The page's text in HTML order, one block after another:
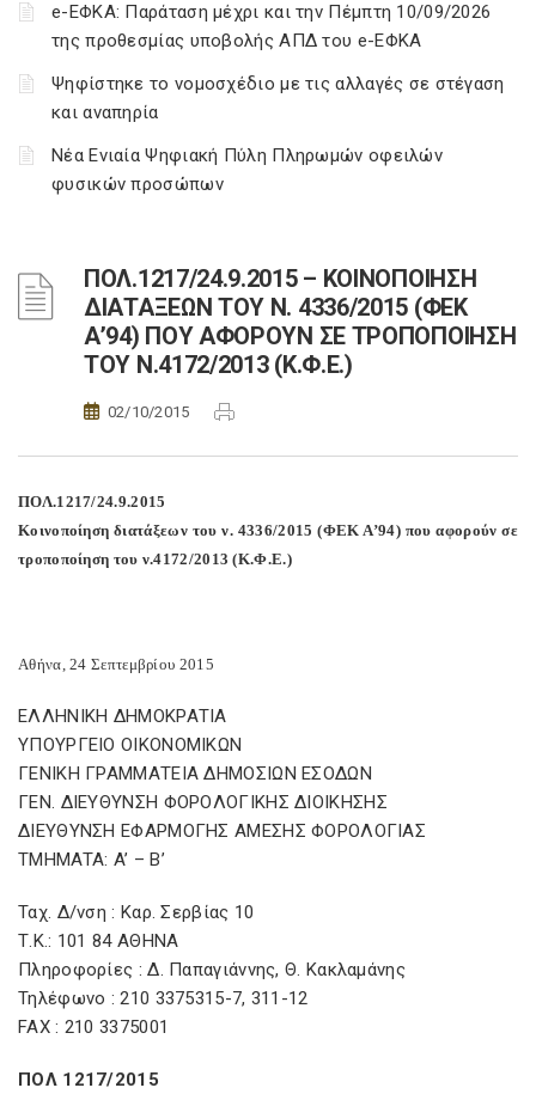
e-ΕΦΚΑ: Παράταση μέχρι και την Πέμπτη 10/09/2026
της προθεσμίας υποβολής ΑΠΔ του e-ΕΦΚΑ
Ψηφίστηκε το νομοσχέδιο με τις αλλαγές σε στέγαση
και αναπηρία
Νέα Ενιαία Ψηφιακή Πύλη Πληρωμών οφειλών
φυσικών προσώπων
ΠΟΛ.1217/24.9.2015 – ΚΟΙΝΟΠΟΙΗΣΗ
ΔΙΑΤΑΞΕΩΝ ΤΟΥ Ν. 4336/2015 (ΦΕΚ
Α’94) ΠΟΥ ΑΦΟΡΟΥΝ ΣΕ ΤΡΟΠΟΠΟΙΗΣΗ
ΤΟΥ Ν.4172/2013 (Κ.Φ.Ε.)
02/10/2015
ΠΟΛ.1217/24.9.2015
Κοινοποίηση διατάξεων του ν. 4336/2015 (ΦΕΚ Α’94) που αφορούν σε
τροποποίηση του ν.4172/2013 (Κ.Φ.Ε.)
Αθήνα, 24 Σεπτεμβρίου 2015
ΕΛΛΗΝΙΚΗ ΔΗΜΟΚΡΑΤΙΑ
ΥΠΟΥΡΓΕΙΟ ΟΙΚΟΝΟΜΙΚΩΝ
ΓΕΝΙΚΗ ΓΡΑΜΜΑΤΕΙΑ ΔΗΜΟΣΙΩΝ ΕΣΟΔΩΝ
ΓΕΝ. ΔΙΕΥΘΥΝΣΗ ΦΟΡΟΛΟΓΙΚΗΣ ΔΙΟΙΚΗΣΗΣ
ΔΙΕΥΘΥΝΣΗ ΕΦΑΡΜΟΓΗΣ ΑΜΕΣΗΣ ΦΟΡΟΛΟΓΙΑΣ
ΤΜΗΜATA: A’ – Β’
Ταχ. Δ/νση : Καρ. Σερβίας 10
Τ.Κ.: 101 84 ΑΘΗΝΑ
Πληροφορίες : Δ. Παπαγιάννης, Θ. Κακλαμάνης
Τηλέφωνο : 210 3375315-7, 311-12
FAX : 210 3375001
ΠΟΛ 1217/2015